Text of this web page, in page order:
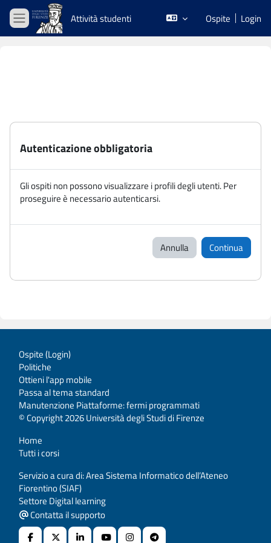
Vai al contenuto principale
Pannello laterale
Attività studenti Ospite Login
Autenticazione obbligatoria
Gli ospiti non possono visualizzare i profili degli utenti. Per
proseguire è necessario autenticarsi.
Annulla Continua
Ospite (Login)
Politiche
Ottieni l'app mobile
Passa al tema standard
Manutenzione Piattaforme: fermi programmati
© Copyright 2026 Università degli Studi di Firenze
Home
Tutti i corsi
Servizio a cura di: Area Sistema Informatico dell’Ateneo
Fiorentino (SIAF)
Settore Digital learning
Contatta il supporto